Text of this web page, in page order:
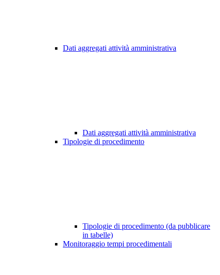
Dati aggregati attività amministrativa
Dati aggregati attività amministrativa
Tipologie di procedimento
Tipologie di procedimento (da pubblicare
in tabelle)
Monitoraggio tempi procedimentali